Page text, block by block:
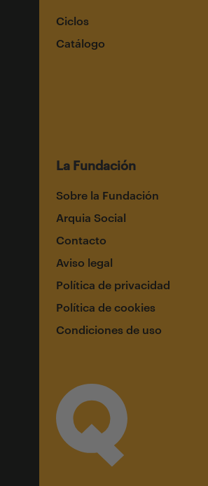
Ciclos
Catálogo
La Fundación
Sobre la Fundación
Arquia Social
Contacto
Aviso legal
Política de privacidad
Política de cookies
Condiciones de uso